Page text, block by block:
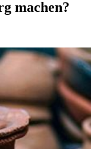
machen?